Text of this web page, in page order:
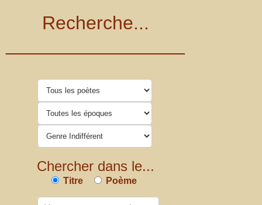
Recherche...
Chercher dans le...
Titre Poème